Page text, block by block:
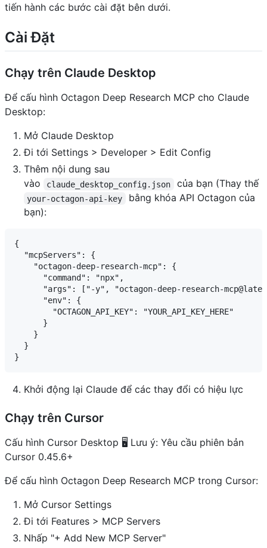
tiến hành các bước cài đặt bên dưới.
Cài Đặt
Chạy trên Claude Desktop
Để cấu hình Octagon Deep Research MCP cho Claude
Desktop:
Mở Claude Desktop
Đi tới Settings > Developer > Edit Config
Thêm nội dung sau
vào
claude_desktop_config.json của bạn (Thay thế
your-octagon-api-key
bằng khóa API Octagon của
bạn):
{
  "mcpServers": {
    "octagon-deep-research-mcp": {
      "command": "npx",
"args": ["-y", "octagon-deep-research-
      "env": {
        "OCTAGON_API_KEY": "YOUR_API_KEY_HERE"
      }
    }
  }
Khởi động lại Claude để các thay đổi có hiệu lực
Chạy trên Cursor
Cấu hình Cursor Desktop 🖥️ Lưu ý: Yêu cầu phiên bản
Cursor 0.45.6+
Để cấu hình Octagon Deep Research MCP trong Cursor:
Mở Cursor Settings
Đi tới Features > MCP Servers
Nhấp "+ Add New MCP Server"